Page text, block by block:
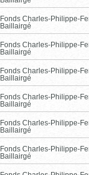
Fonds Charles-Philippe-
Baillairgé
Fonds Charles-Philippe-
Baillairgé
Fonds Charles-Philippe-
Baillairgé
Fonds Charles-Philippe-
Baillairgé
Fonds Charles-Philippe-
Baillairgé
Fonds Charles-Philippe-
Baillairgé